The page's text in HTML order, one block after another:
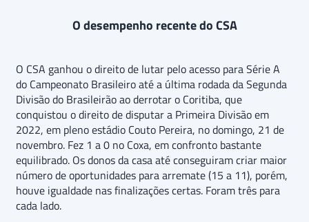
O desempenho recente do CSA
O CSA ganhou o direito de lutar pelo acesso para Série A
do Campeonato Brasileiro até a última rodada da Segunda
Divisão do Brasileirão ao derrotar o Coritiba, que
conquistou o direito de disputar a Primeira Divisão em
2022, em pleno estádio Couto Pereira, no domingo, 21 de
novembro. Fez 1 a 0 no Coxa, em confronto bastante
equilibrado. Os donos da casa até conseguiram criar maior
número de oportunidades para arremate (15 a 11), porém,
houve igualdade nas finalizações certas. Foram três para
cada lado.